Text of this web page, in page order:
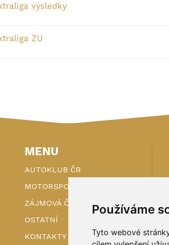
Používáme
Tyto webové
výsledky
ZU
MENU
AUTOKLUB ČR
MOTORSPORT
ZÁJMOVÁ ČINNOST
OSTATNÍ
KONTAKTY